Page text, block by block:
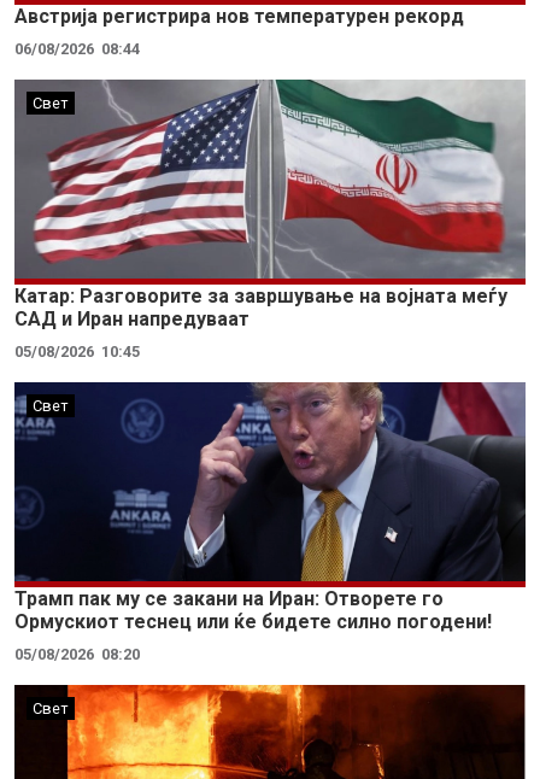
Австрија регистрира нов температурен рекорд
06/08/2026 08:44
Свет
Катар: Разговорите за завршување на војната меѓу
САД и Иран напредуваат
05/08/2026 10:45
Свет
Трамп пак му се закани на Иран: Отворете го
Ормускиот теснец или ќе бидете силно погодени!
05/08/2026 08:20
Свет